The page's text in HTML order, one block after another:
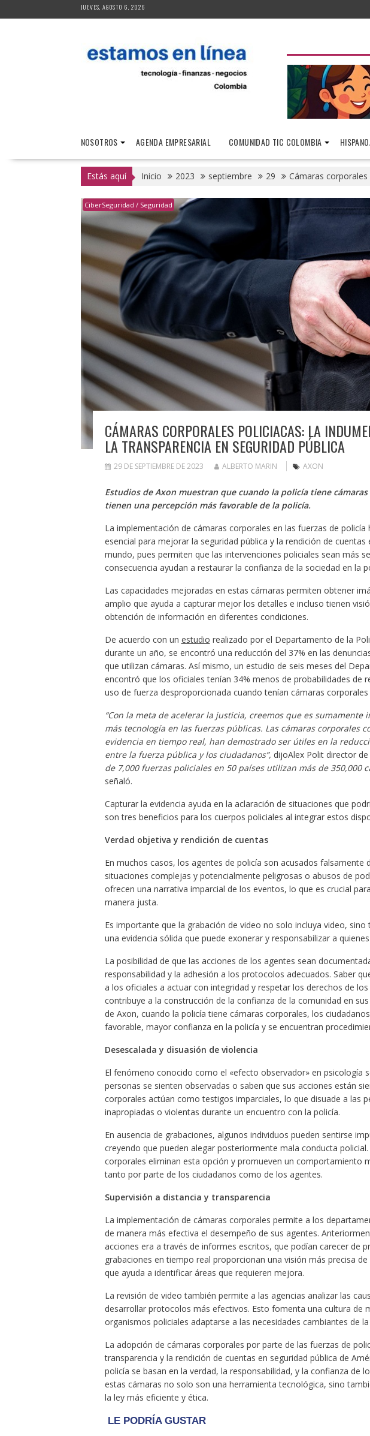
al
JUEVES, AGOSTO 6, 2026
NOSOTROS AGENDA EMPRESARIAL COMUNIDAD TIC COLOMBIA
Estás aquí Inicio 2023 septiembre 29 Cámaras
CiberSeguridad / Seguridad
CÁMARAS CORPORALES POLICIACAS: LA
LA TRANSPARENCIA EN SEGURIDAD PÚBLICA
29 DE SEPTIEMBRE DE 2023 ALBERTO MARIN AXON
Estudios de Axon muestran que cuando la policía tiene
tienen una percepción más favorable de la policía.
La implementación de cámaras corporales en las fuerzas de
esencial para mejorar la seguridad pública y la rendición de
mundo, pues permiten que las intervenciones policiales sean más
consecuencia ayudan a restaurar la confianza de la sociedad en la
Las capacidades mejoradas en estas cámaras permiten obtener
amplio que ayuda a capturar mejor los detalles e incluso tienen
obtención de información en diferentes condiciones.
De acuerdo con un estudio realizado por el Departamento de la
durante un año, se encontró una reducción del 37% en las
que utilizan cámaras. Así mismo, un estudio de seis meses del
encontró que los oficiales tenían 34% menos de probabilidades de
uso de fuerza desproporcionada cuando tenían cámaras
“Con la meta de acelerar la justicia, creemos que es
más tecnología en las fuerzas públicas. Las cámaras corporales
evidencia en tiempo real, han demostrado ser útiles en la
entre la fuerza pública y los ciudadanos”, dijoAlex Polit director
de 7,000 fuerzas policiales en 50 países utilizan más de 350,000
señaló.
Capturar la evidencia ayuda en la aclaración de situaciones que
son tres beneficios para los cuerpos policiales al integrar estos
Verdad objetiva y rendición de cuentas
En muchos casos, los agentes de policía son acusados falsamente
situaciones complejas y potencialmente peligrosas o abusos de
ofrecen una narrativa imparcial de los eventos, lo que es crucial
manera justa.
Es importante que la grabación de video no solo incluya video,
una evidencia sólida que puede exonerar y responsabilizar a
La posibilidad de que las acciones de los agentes sean
responsabilidad y la adhesión a los protocolos adecuados. Saber
a los oficiales a actuar con integridad y respetar los derechos de
contribuye a la construcción de la confianza de la comunidad en
de Axon, cuando la policía tiene cámaras corporales, los
favorable, mayor confianza en la policía y se encuentran
Desescalada y disuasión de violencia
El fenómeno conocido como el «efecto observador» en psicología
personas se sienten observadas o saben que sus acciones están
corporales actúan como testigos imparciales, lo que disuade a las
inapropiadas o violentas durante un encuentro con la policía.
En ausencia de grabaciones, algunos individuos pueden sentirse
creyendo que pueden alegar posteriormente mala conducta
corporales eliminan esta opción y promueven un comportamiento
tanto por parte de los ciudadanos como de los agentes.
Supervisión a distancia y transparencia
La implementación de cámaras corporales permite a los
de manera más efectiva el desempeño de sus agentes.
acciones era a través de informes escritos, que podían carecer de
grabaciones en tiempo real proporcionan una visión más precisa
que ayuda a identificar áreas que requieren mejora.
La revisión de video también permite a las agencias analizar las
desarrollar protocolos más efectivos. Esto fomenta una cultura de
organismos policiales adaptarse a las necesidades cambiantes de
La adopción de cámaras corporales por parte de las fuerzas de
transparencia y la rendición de cuentas en seguridad pública de
policía se basan en la verdad, la responsabilidad, y la confianza de
estas cámaras no solo son una herramienta tecnológica, sino
la ley más eficiente y ética.